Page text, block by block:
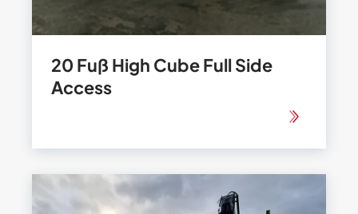
20 Fuß High Cube Full Side
Access